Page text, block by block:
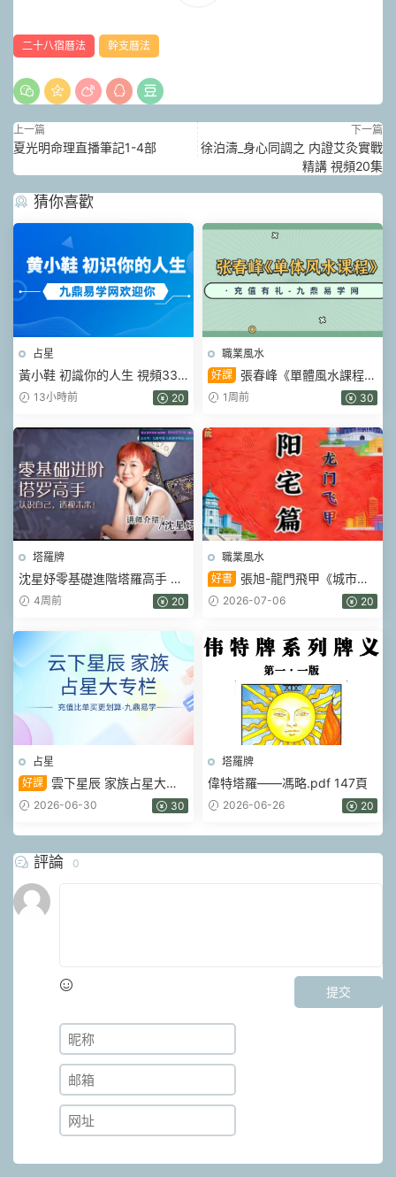
二十八宿曆法 幹支曆法
上一篇
夏光明命理直播筆記1-4部
下一篇
徐泊濤_身心同調之 内證艾灸實戰
精講 視頻20集
猜你喜歡
占星
黃小鞋 初識你的人生 視頻33
集 13小時前 20
職業風水
好課 張春峰《單體風水課程》
86集視頻
1周前 30
塔羅牌
沈星妤零基礎進階塔羅高手 視
頻12集
4周前 20
職業風水
好書 張旭-龍門飛甲《城市陽
宅篇》.pdf 224頁
2026-07-06 20
占星
好課 雲下星辰 家族占星大專
欄視頻+課件pdf
2026-06-30 30
塔羅牌
偉特塔羅——馮略.pdf 147頁
2026-06-26 20
評論 0
提交